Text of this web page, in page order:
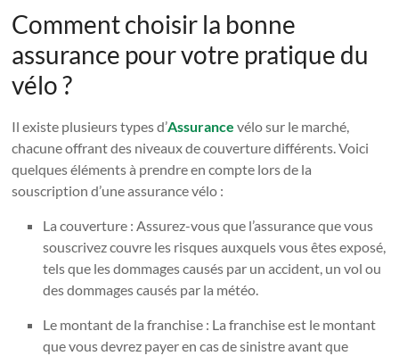
Comment choisir la bonne
assurance pour votre pratique du
vélo ?
Il existe plusieurs types d’Assurance vélo sur le marché,
chacune offrant des niveaux de couverture différents. Voici
quelques éléments à prendre en compte lors de la
souscription d’une assurance vélo :
La couverture : Assurez-vous que l’assurance que vous
souscrivez couvre les risques auxquels vous êtes exposé,
tels que les dommages causés par un accident, un vol ou
des dommages causés par la météo.
Le montant de la franchise : La franchise est le montant
que vous devrez payer en cas de sinistre avant que